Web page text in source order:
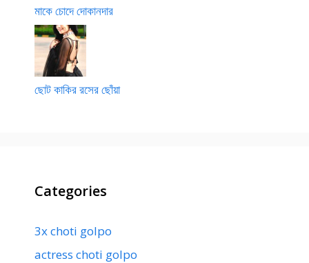
মাকে চোদে দোকানদার
ছোট কাকির রসের ছোঁয়া
Categories
3x choti golpo
actress choti golpo